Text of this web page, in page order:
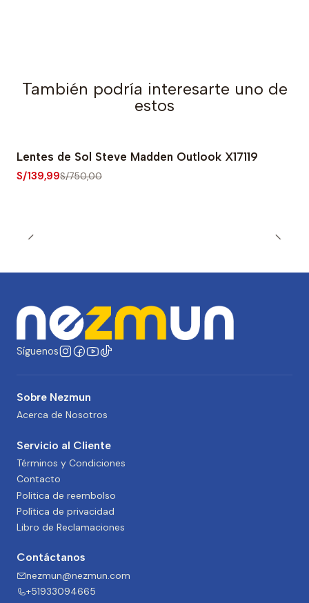
También podría interesarte uno de
estos
-81% OFF
Lentes de Sol Steve Madden Outlook X17119
S/139,99S/750,00
Síguenos
Sobre Nezmun
Acerca de Nosotros
Servicio al Cliente
Términos y Condiciones
Contacto
Politica de reembolso
Política de privacidad
Libro de Reclamaciones
Contáctanos
nezmun@nezmun.com
+51933094665